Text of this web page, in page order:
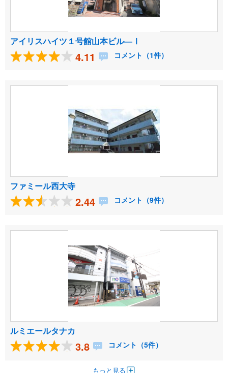
アイリスハイツ１号館山本ビル―Ⅰ
4.11 コメント（1件）
ファミール西大寺
2.44 コメント（9件）
ルミエールタナカ
3.8 コメント（5件）
もっと見る